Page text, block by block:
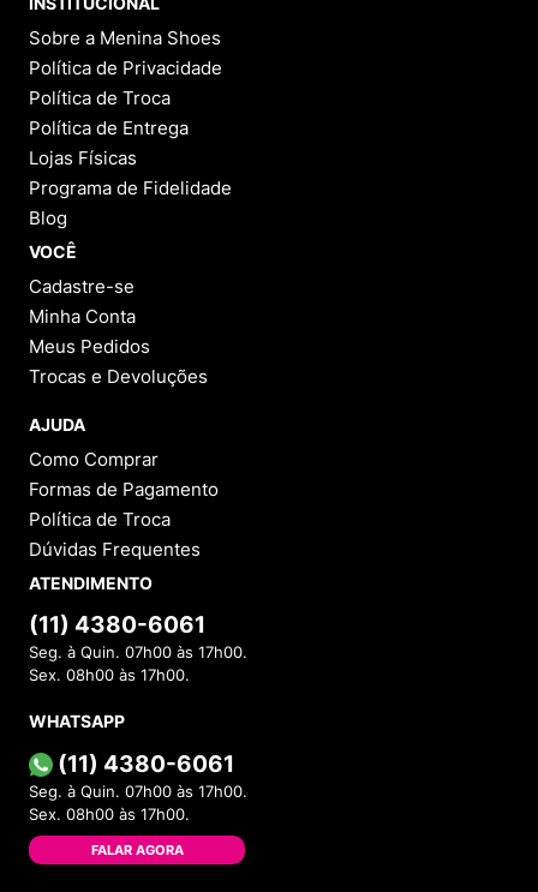
Sobre a Menina Shoes
Política de Privacidade
Política de Troca
Política de Entrega
Lojas Físicas
Programa de Fidelidade
Blog
VOCÊ
Cadastre-se
Minha Conta
Meus Pedidos
Trocas e Devoluções
AJUDA
Como Comprar
Formas de Pagamento
Política de Troca
Dúvidas Frequentes
ATENDIMENTO
(11) 4380-6061
Seg. à Quin. 07h00 às 17h00.
Sex. 08h00 às 17h00.
WHATSAPP
(11) 4380-6061
Seg. à Quin. 07h00 às 17h00.
Sex. 08h00 às 17h00.
FALAR AGORA